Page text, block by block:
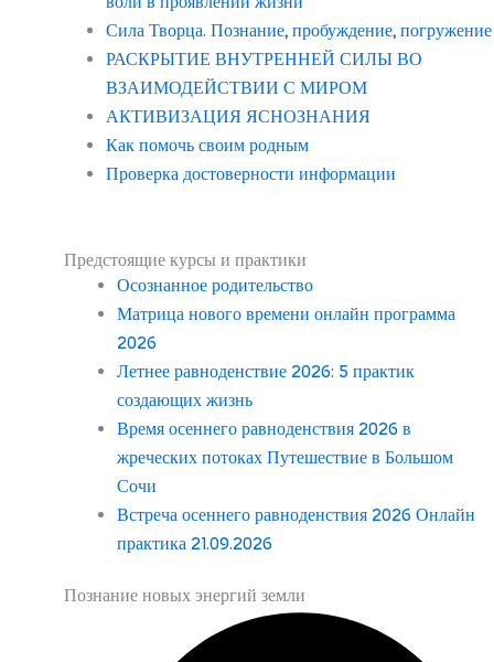
Сила Творца. Познание, пробуждение, погружение
РАСКРЫТИЕ ВНУТРЕННЕЙ СИЛЫ ВО
ВЗАИМОДЕЙСТВИИ С МИРОМ
АКТИВИЗАЦИЯ ЯСНОЗНАНИЯ
Как помочь своим родным
Проверка достоверности информации
Предстоящие курсы и практики
Осознанное родительство
Матрица нового времени онлайн программа
2026
Летнее равноденствие 2026: 5 практик
создающих жизнь
Время осеннего равноденствия 2026 в
жреческих потоках Путешествие в Большом
Сочи
Встреча осеннего равноденствия 2026 Онлайн
практика 21.09.2026
Познание новых энергий земли